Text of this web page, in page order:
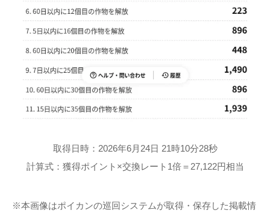
取得日時：2026年6月24日 21時10分28秒
計算式：獲得ポイント×交換レート1倍＝27,122円相当
※本画像はポイカンの巡回システムが取得・保存した掲載情